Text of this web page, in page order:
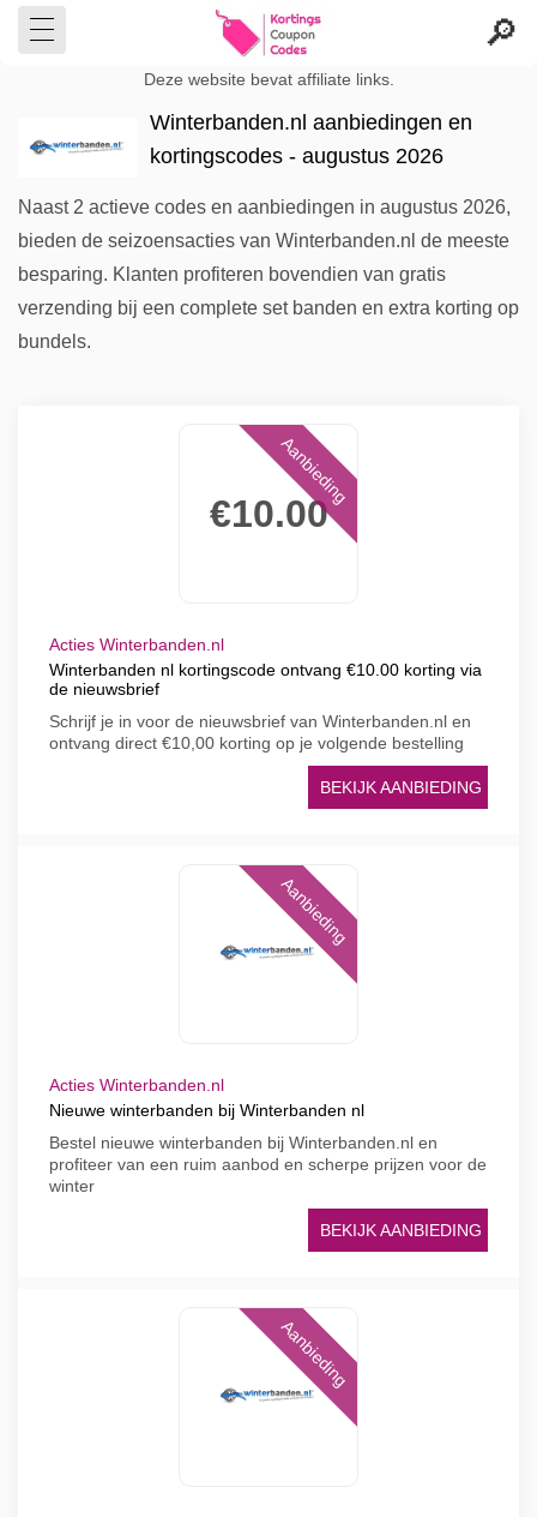
Deze website bevat affiliate links.
Winterbanden.nl aanbiedingen en
kortingscodes - augustus 2026
Naast 2 actieve codes en aanbiedingen in augustus 2026,
bieden de seizoensacties van Winterbanden.nl de meeste
besparing. Klanten profiteren bovendien van gratis
verzending bij een complete set banden en extra korting op
bundels.
€10.00
Aanbieding
Acties Winterbanden.nl
Winterbanden nl kortingscode ontvang €10.00 korting via
de nieuwsbrief
Schrijf je in voor de nieuwsbrief van Winterbanden.nl en
ontvang direct €10,00 korting op je volgende bestelling
BEKIJK AANBIEDING
Aanbieding
Acties Winterbanden.nl
Nieuwe winterbanden bij Winterbanden nl
Bestel nieuwe winterbanden bij Winterbanden.nl en
profiteer van een ruim aanbod en scherpe prijzen voor de
winter
BEKIJK AANBIEDING
Aanbieding